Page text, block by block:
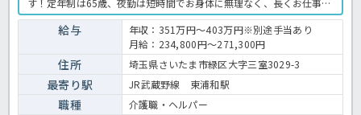
続けられる環境です。母体は50年以上の歴史ある法人で、経営が安定
しているのも魅力ですよ◎ご興味のある方はほっ介護までお問い合わ
せください。特養での介護業務全般です。 ＜介護職 正職員 特別養
護老人ホームの求人＞
給与
年収：351万円～403万円※別途手当あり
月給：234,800円～271,300円
住所 埼玉県さいたま市緑区大字三室3029-3
最寄り駅 JR武蔵野線 東浦和駅
職種 介護職・ヘルパー